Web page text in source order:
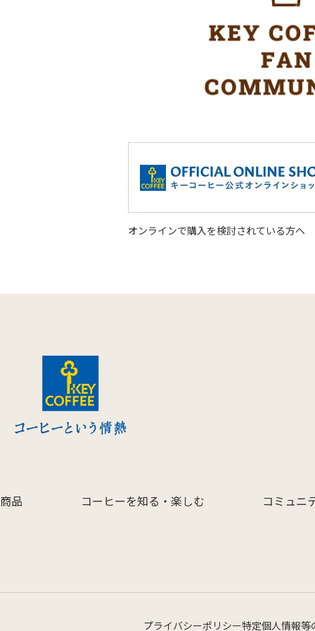
オンラインで購入を検討されている方へ
商品 コーヒーを知る・楽しむ コミュニ
プライバシーポリシー特定個人情報等